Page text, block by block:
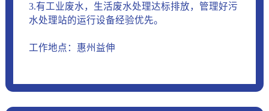
3.有工业废水，生活废水处理达标排放，管理好污
水处理站的运行设备经验优先。
工作地点：惠州益伸